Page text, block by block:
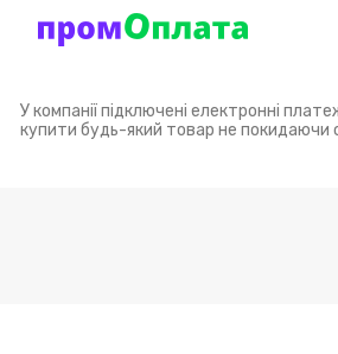
У компанії підключені електронні
купити будь-який товар не покидаючи